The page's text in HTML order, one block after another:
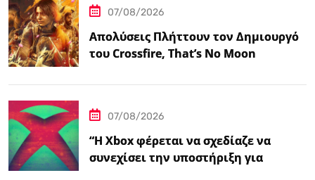
07/08/2026
Απολύσεις Πλήττουν τον Δημιουργό
του Crossfire, That’s No Moon
07/08/2026
“Η Xbox φέρεται να σχεδίαζε να
συνεχίσει την υποστήριξη για